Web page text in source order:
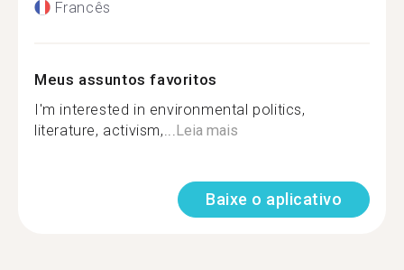
Francês
Meus assuntos favoritos
I'm interested in environmental politics,
literature, activism,... Leia mais
Baixe o aplicativo